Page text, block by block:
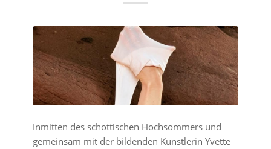
Inmitten des schottischen Hochsommers und
gemeinsam mit der bildenden Künstlerin Yvette